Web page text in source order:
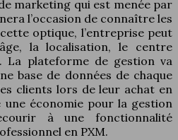
marketing qui est menée par
l’occasion de connaître les
optique, l’entreprise peut
la localisation, le centre
La plateforme de gestion va
base de données de chaque
clients lors de leur achat en
une économie pour la gestion
à une fonctionnalité
en PXM.